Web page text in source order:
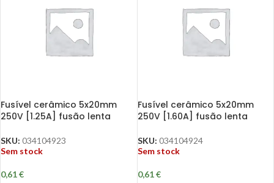
Fusível cerâmico 5x20mm
250V [1.25A] fusão lenta
SKU: 034104923
Sem stock
0,61€
Fusível cerâmico 5x20mm
250V [1.60A] fusão lenta
SKU: 034104924
Sem stock
0,61€